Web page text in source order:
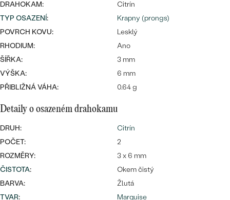
Wave kolekce
PODLE TVARU KAMENE
NA MÍRU
PROHLÉDNOUT
Personalizované
OBJEVIT
Nejprodávanější
prsteny
PROHLÉDNOUT
DRAHOKAM:
Citrín
TYP OSAZENÍ:
Krapny (prongs)
POVRCH KOVU:
Lesklý
RHODIUM:
Ano
ŠÍŘKA:
3 mm
VÝŠKA:
6 mm
PŘIBLIŽNÁ VÁHA:
0.64 g
Detaily o osazeném drahokamu
DRUH:
Citrín
POČET:
2
ROZMĚRY:
3 x 6 mm
ČISTOTA:
Okem čistý
BARVA:
Žlutá
TVAR:
Marquise